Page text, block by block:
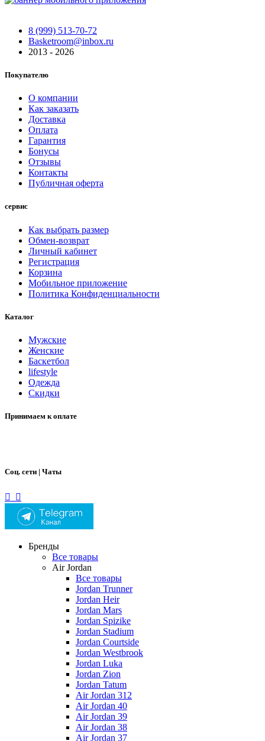
8 (999) 513-70-72
Basketroom@inbox.ru
2013 - 2026
Покупателю
О компании
Как заказать
Доставка
Оплата
Гарантия
Бонусы
Отзывы
Контакты
Публичная оферта
сервис
Как выбрать размер
Обмен-возврат
Личный кабинет
Регистрация
Корзина
Мобильное приложение
Политика Конфиденциальности
Каталог
Мужские
Женские
Баскетбол
lifestyle
Одежда
Скидки
Принимаем к оплате
Соц. сети | Чаты
Бренды
Все товары
Air Jordan
Все товары
Jordan Trunner
Jordan Heir
Jordan Mars
Jordan Spizike
Jordan Stadium
Jordan Courtside
Jordan Westbrook
Jordan Luka
Jordan Zion
Jordan Tatum
Air Jordan 312
Air Jordan 40
Air Jordan 39
Air Jordan 38
Air Jordan 37